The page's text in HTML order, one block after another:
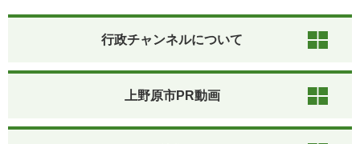
行政チャンネルについて
上野原市PR動画